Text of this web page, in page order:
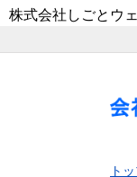
株式会社しごとウ
ト